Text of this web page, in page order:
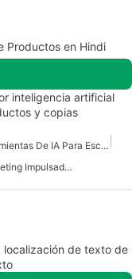
Productos en Hindi
inteligencia artificial
y copias
Mejores Herramientas De IA Para Escritores
Herramientas De Marketing Impulsadas Por IA
localización de texto de